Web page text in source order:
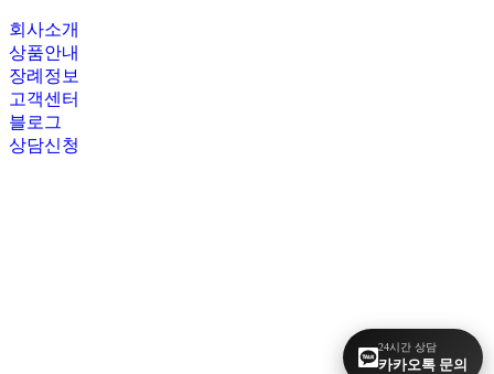
24시간 상담
카카오톡 문의
회사소개
상품안내
장례정보
고객센터
블로그
상담신청